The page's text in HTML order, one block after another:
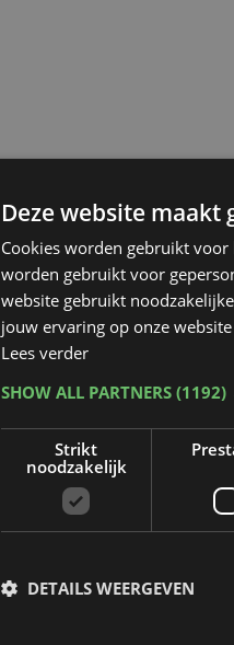
Deze website maakt
Cookies worden gebruikt
worden gebruikt voor
website gebruikt
jouw ervaring op onze
Lees verder
SHOW ALL PARTNERS (1192)
Strikt
noodzakelijk
DETAILS WEERGEVEN